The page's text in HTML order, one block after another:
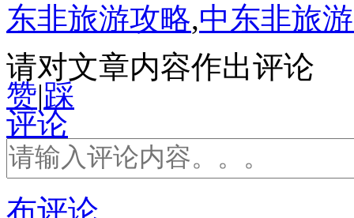
东非旅游攻略,中东非旅
请对文章内容作出评论
赞|踩
评论
布评论